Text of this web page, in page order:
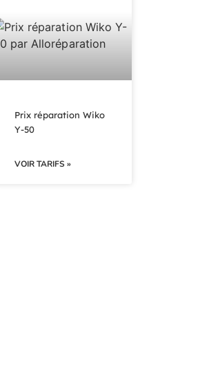
Prix réparation Wiko
Y-50
VOIR TARIFS »